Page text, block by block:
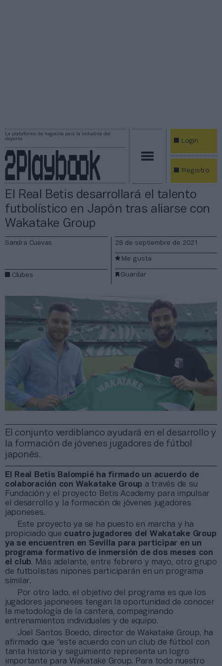
La plataforma de negocios para la industria del
deporte
Login
Registro
El Real Betis desarrollará el talento
futbolístico en Japón tras aliarse con
Wakatake Group
El conjunto verdiblanco ayudará en el desarrollo y
la formación de jóvenes jugadores de fútbol
japonés.
Sandra Cuevas
Clubes
28 de septiembre de 2021
Guardar
Me gusta
El Real Betis Balompié ha firmado un acuerdo de
colaboración con Wakatake Group a través de su
Fundación y el proyecto Betis Academy para impulsar
el desarrollo y la formación de jóvenes jugadores
japoneses.
Este proyecto ya se ha puesto en marcha y ha
propiciado que cuatro jugadores del Wakatake Group
ya se encuentren en Sevilla para participar en un
programa formativo de inmersión de dos meses con
el club. Más adelante, entre febrero y mayo, otro grupo
de futbolistas nipones participarán en un programa
similar.
Por otro lado, el objetivo del programa es que los
jugadores japoneses tengan la oportunidad de conocer
la metodología de la cantera, compaginando
entrenamientos individuales y de equipo.
Joel Santos Boedo, director de Wakatake Group, ha
afirmado que “este acuerdo con un club de fútbol con
tanta historia y seguimiento representa un logro
importante para Wakatake Group. Para todo nuestro